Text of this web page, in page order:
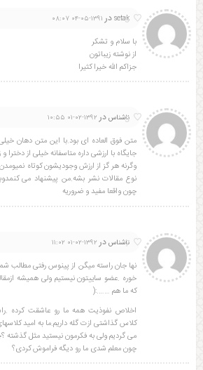
5
setak در ۱۳۹۱-۰۵-۰۴ ۰۸:۰۷
با سلام و تشکر
از نوشته زیباتون
جزاکم الله خیرا کثیرا
5
ناشناس در ۱۳۹۲-۰۲-۰۱ ۱۰:۵۵
متن فوق العاده ای بود.با این متن دهان
جایگاه با ارزشی داره متاسفانه خیلی از
وگرنه هر گز از ارزش وجودیشون کوتاه
نوع مقالات نشر بشه.من پیشنهاد می
چون واقعا مفید و ضروریه
7
ناشناس در ۱۳۹۲-۰۲-۰۱ ۱۱:۰۲
نها جان راسته میگن از پینوس رفتی مطالب
خوره .عضو ساییتون نیستیم ولی همیشه
که ما هم …….:(
اخلاص نفوذیت همه ما رو عاشقت کرده
کلاس گذاشتی ازت گله داریم.ما به امید
می گردیم ولی به فکرمون نیستید مثل گذشته
چون معلم شدی ما رو دیگه فراموش کردی؟